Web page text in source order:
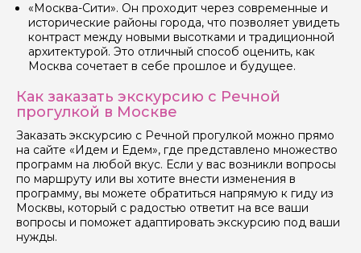
«Москва-Сити». Он проходит через современные и
исторические районы города, что позволяет увидеть
контраст между новыми высотками и традиционной
архитектурой. Это отличный способ оценить, как
Москва сочетает в себе прошлое и будущее.
Как заказать экскурсию с Речной
прогулкой в Москве
Заказать экскурсию с Речной прогулкой можно прямо
на сайте «Идем и Едем», где представлено множество
программ на любой вкус. Если у вас возникли вопросы
по маршруту или вы хотите внести изменения в
программу, вы можете обратиться напрямую к гиду из
Москвы, который с радостью ответит на все ваши
вопросы и поможет адаптировать экскурсию под ваши
нужды.